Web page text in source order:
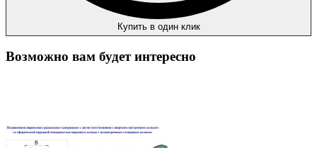
Купить в один клик
Возможно вам будет интересно